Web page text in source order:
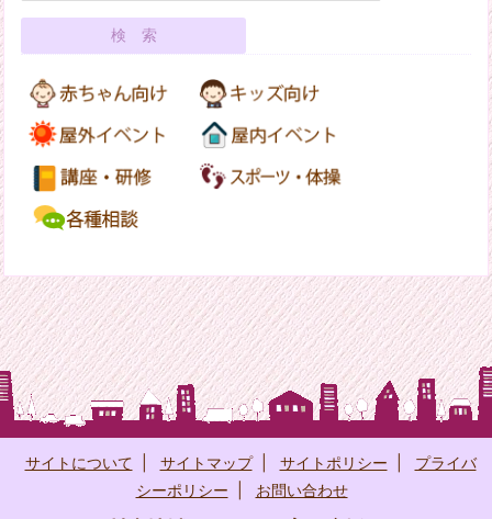
サイトについて サイトマップ サイトポリシー
プライバ
シーポリシー
お問い合わせ